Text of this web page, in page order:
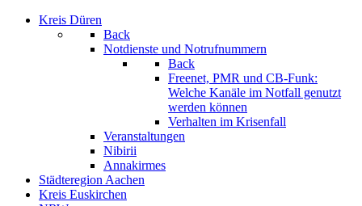
Kreis Düren
Back
Notdienste und Notrufnummern
Back
Freenet, PMR und CB-Funk:
Welche Kanäle im Notfall genutzt
werden können
Verhalten im Krisenfall
Veranstaltungen
Nibirii
Annakirmes
Städteregion Aachen
Kreis Euskirchen